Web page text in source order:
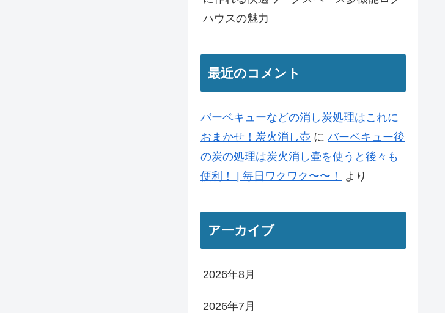
ハウスの魅力
最近のコメント
バーベキューなどの消し炭処理はこれに
おまかせ！炭火消し壺 に バーベキュー後
の炭の処理は炭火消し壷を使うと後々も
便利！ | 毎日ワクワク〜〜！
より
アーカイブ
2026年8月
2026年7月